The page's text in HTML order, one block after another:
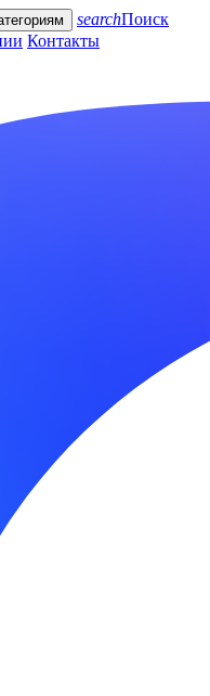
searchПоиск
Контакты